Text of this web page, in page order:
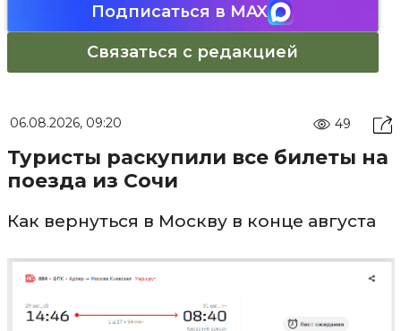
Подписаться в MAX
Связаться с редакцией
06.08.2026, 09:20 49
Туристы раскупили все билеты на
поезда из Сочи
Как вернуться в Москву в конце августа